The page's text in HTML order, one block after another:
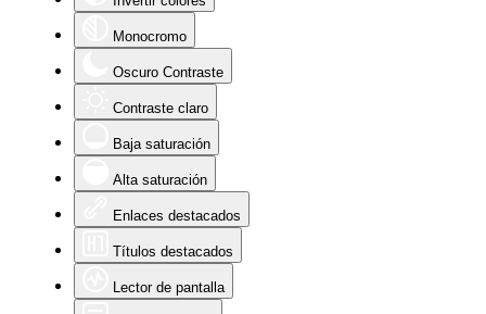
Monocromo
Oscuro Contraste
Contraste claro
Baja saturación
Alta saturación
Enlaces destacados
Títulos destacados
Lector de pantalla